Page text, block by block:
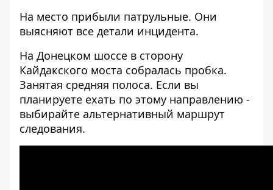
На место прибыли патрульные. Они
выясняют все детали инцидента.
На Донецком шоссе в сторону
Кайдакского моста собралась пробка.
Занятая средняя полоса. Если вы
планируете ехать по этому направлению -
выбирайте альтернативный маршрут
следования.